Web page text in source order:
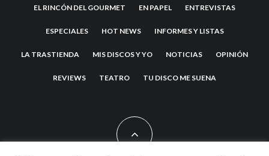
EL RINCÓN DEL GOURMET EN PAPEL ENTREVISTAS
ESPECIALES HOT NEWS INFORMES Y LISTAS
LA TRASTIENDA MIS DISCOS Y YO NOTICIAS OPINIÓN
REVIEWS TEATRO TU DISCO ME SUENA